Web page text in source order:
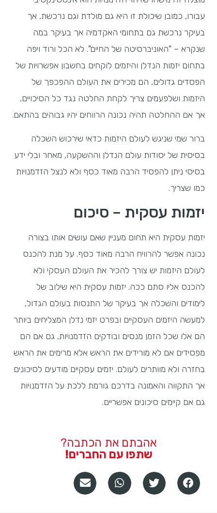
עבורו, כמובן שיכולת זו היא גם מולדת וגם נרכשת, אך
בעיקר נרכשת גם בתחומי האקדמיה אך בעיקר במה
שנקרא – "האוניברסיטה של החיים". לא הכל ורוד ויפה
בתחום יזמות הנדלן והיזמים לוקחים בחשבון אפשרויות של
הפסדים גדולים, הם מכירים את העולם ההפכפך של
היזמות ושלפעמים צריך לקחת החלטה נגד כל הסיכויים,
אך אם ההחלטה תהיה נכונה הרווחים יהיו גבוהים בהתאם.
ברור שמי שניגש לעולם היזמות כדאי שירכוש השכלה
בסיסית של יסודות עולם הנדלן וההשקעה, מאחר ובלי ידע
בסיסי ניתן להפסיד הרבה מאוד כסף ולא לנצל הזדמנויות
כמו שצריך.
יזמות עסקית – סיכום
יזמות עסקית היא תחום מעניין שאם עושים אותו בצורה
נכונה אפשר להרוויח הרבה מאוד כסף. על מנת להכנס
לעולם היזמות יש צורך להכיר את העולם העסקי ולא
להכנס אליו סתם ככה. יזמות עסקית היא שילוב של
לימודים והשכלה אך בעיקר של התנסות בעולם הגדול,
למעשה היזמים העסקיים ובפרט יזמי נדלן המצליחים ביותר
הם אלו שכל הזמן מנסים ובודקים הזדמנויות, גם אם הם
מפסידים אם לא מורידים את הראש אלא מרימים את הראש
בחזרה ולא מוותרים לעולם. יזמים עסקיים מודעים לסיכונים
אך התקווה והאמונה בדרכם גורמת ללכת על הזדמנויות
גם אם קיימים סיכונים אפשריים.
אהבתם את הכתבה?
שתפו עם החברים!